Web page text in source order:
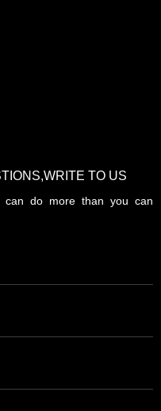
TO US
can do more than you can